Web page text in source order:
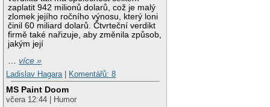
zaplatit 942 milionů dolarů, což je malý
zlomek jejího ročního výnosu, který loni
činil 60 miliard dolarů. Čtvrteční verdikt
firmě také nařizuje, aby změnila způsob,
jakým její
…více »
Ladislav Hagara
Komentářů: 8
MS Paint Doom
včera 12:44 | Humor